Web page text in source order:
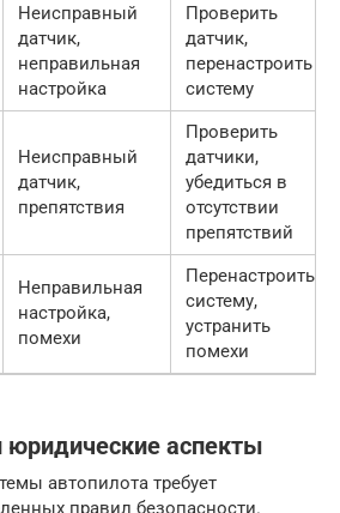
Неисправный
датчик,
неправильная
настройка
Проверить
датчик,
перенастроить
систему
Неисправный
датчик,
препятствия
Проверить
датчики,
убедиться в
отсутствии
препятствий
Неправильная
настройка,
помехи
Перенастроить
систему,
устранить
помехи
юридические аспекты
автопилота требует
правил безопасности.